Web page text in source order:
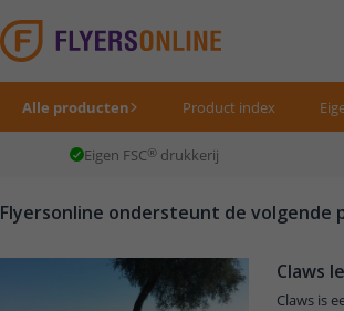
Alle producten Product index
Eigen FSC® drukkerij
Flyersonline ondersteunt de volgende
Claws
Claws is